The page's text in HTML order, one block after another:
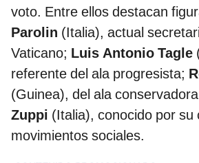
voto. Entre ellos destacan
Parolin (Italia), actual
Vaticano; Luis Antonio Tagle
referente del ala progresista;
(Guinea), del ala
Zuppi (Italia), conocido por su
movimientos sociales.